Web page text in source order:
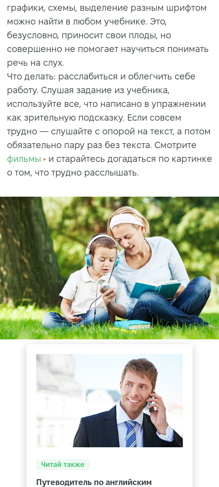
графики, схемы, выделение разным шрифтом
можно найти в любом учебнике. Это,
безусловно, приносит свои плоды, но
совершенно не помогает научиться понимать
речь на слух.
Что делать: расслабиться и облегчить себе
работу. Слушая задание из учебника,
используйте все, что написано в упражнении
как зрительную подсказку. Если совсем
трудно — слушайте с опорой на текст, а потом
обязательно пару раз без текста. Смотрите
фильмы
и старайтесь догадаться по картинке
о том, что трудно расслышать.
Читай также
Путеводитель по английским